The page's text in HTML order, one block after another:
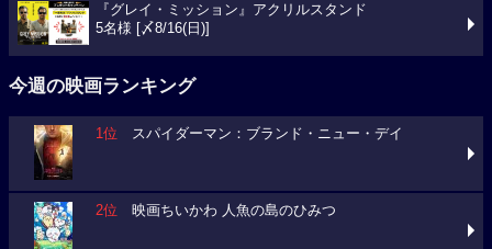
『グレイ・ミッション』アクリルスタンド
5名様 [〆8/16(日)]
今週の映画ランキング
1位 スパイダーマン：ブランド・ニュー・デイ
2位 映画ちいかわ 人魚の島のひみつ